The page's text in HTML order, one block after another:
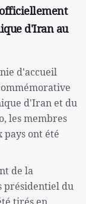
d'Iran au
d'accueil
d'Iran et du
les membres
pays ont été
de la
présidentiel du